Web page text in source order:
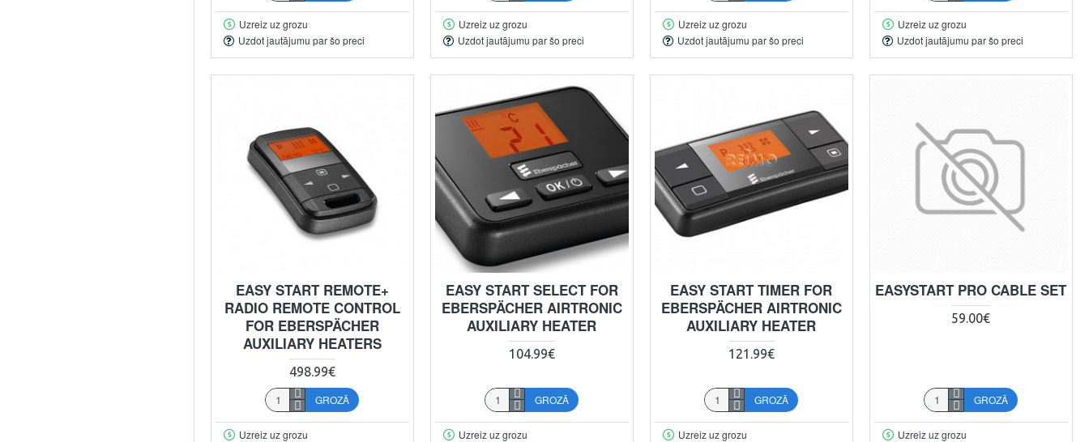
Uzreiz uz grozu
Uzdot jautājumu par šo preci
Uzreiz uz grozu
Uzdot jautājumu par šo preci
Uzreiz uz grozu
Uzdot jautājumu par šo preci
Uzreiz uz grozu
Uzdot jautājumu par šo preci
EASY START REMOTE+
RADIO REMOTE CONTROL
FOR EBERSPÄCHER
AUXILIARY HEATERS
498.99€
GROZĀ
Uzreiz uz grozu
EASY START SELECT FOR
EBERSPÄCHER AIRTRONIC
AUXILIARY HEATER
104.99€
GROZĀ
Uzreiz uz grozu
EASY START TIMER FOR
EBERSPÄCHER AIRTRONIC
AUXILIARY HEATER
121.99€
GROZĀ
Uzreiz uz grozu
EASYSTART PRO CABLE SET
59.00€
GROZĀ
Uzreiz uz grozu